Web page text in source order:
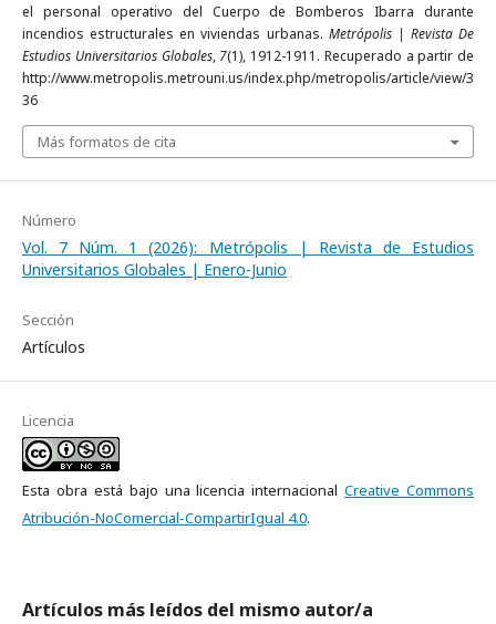
el personal operativo del Cuerpo de Bomberos Ibarra durante
incendios estructurales en viviendas urbanas. Metrópolis | Revista De
Estudios Universitarios Globales, 7(1), 1912-1911. Recuperado a partir de
http://www.metropolis.metrouni.us/index.php/metropolis/article/view/3
36
Más formatos de cita
Número
Vol. 7 Núm. 1 (2026): Metrópolis | Revista de Estudios
Universitarios Globales | Enero-Junio
Sección
Artículos
Licencia
Esta obra está bajo una licencia internacionalCreative Commons
Atribución-NoComercial-CompartirIgual 4.0.
Artículos más leídos del mismo autor/a